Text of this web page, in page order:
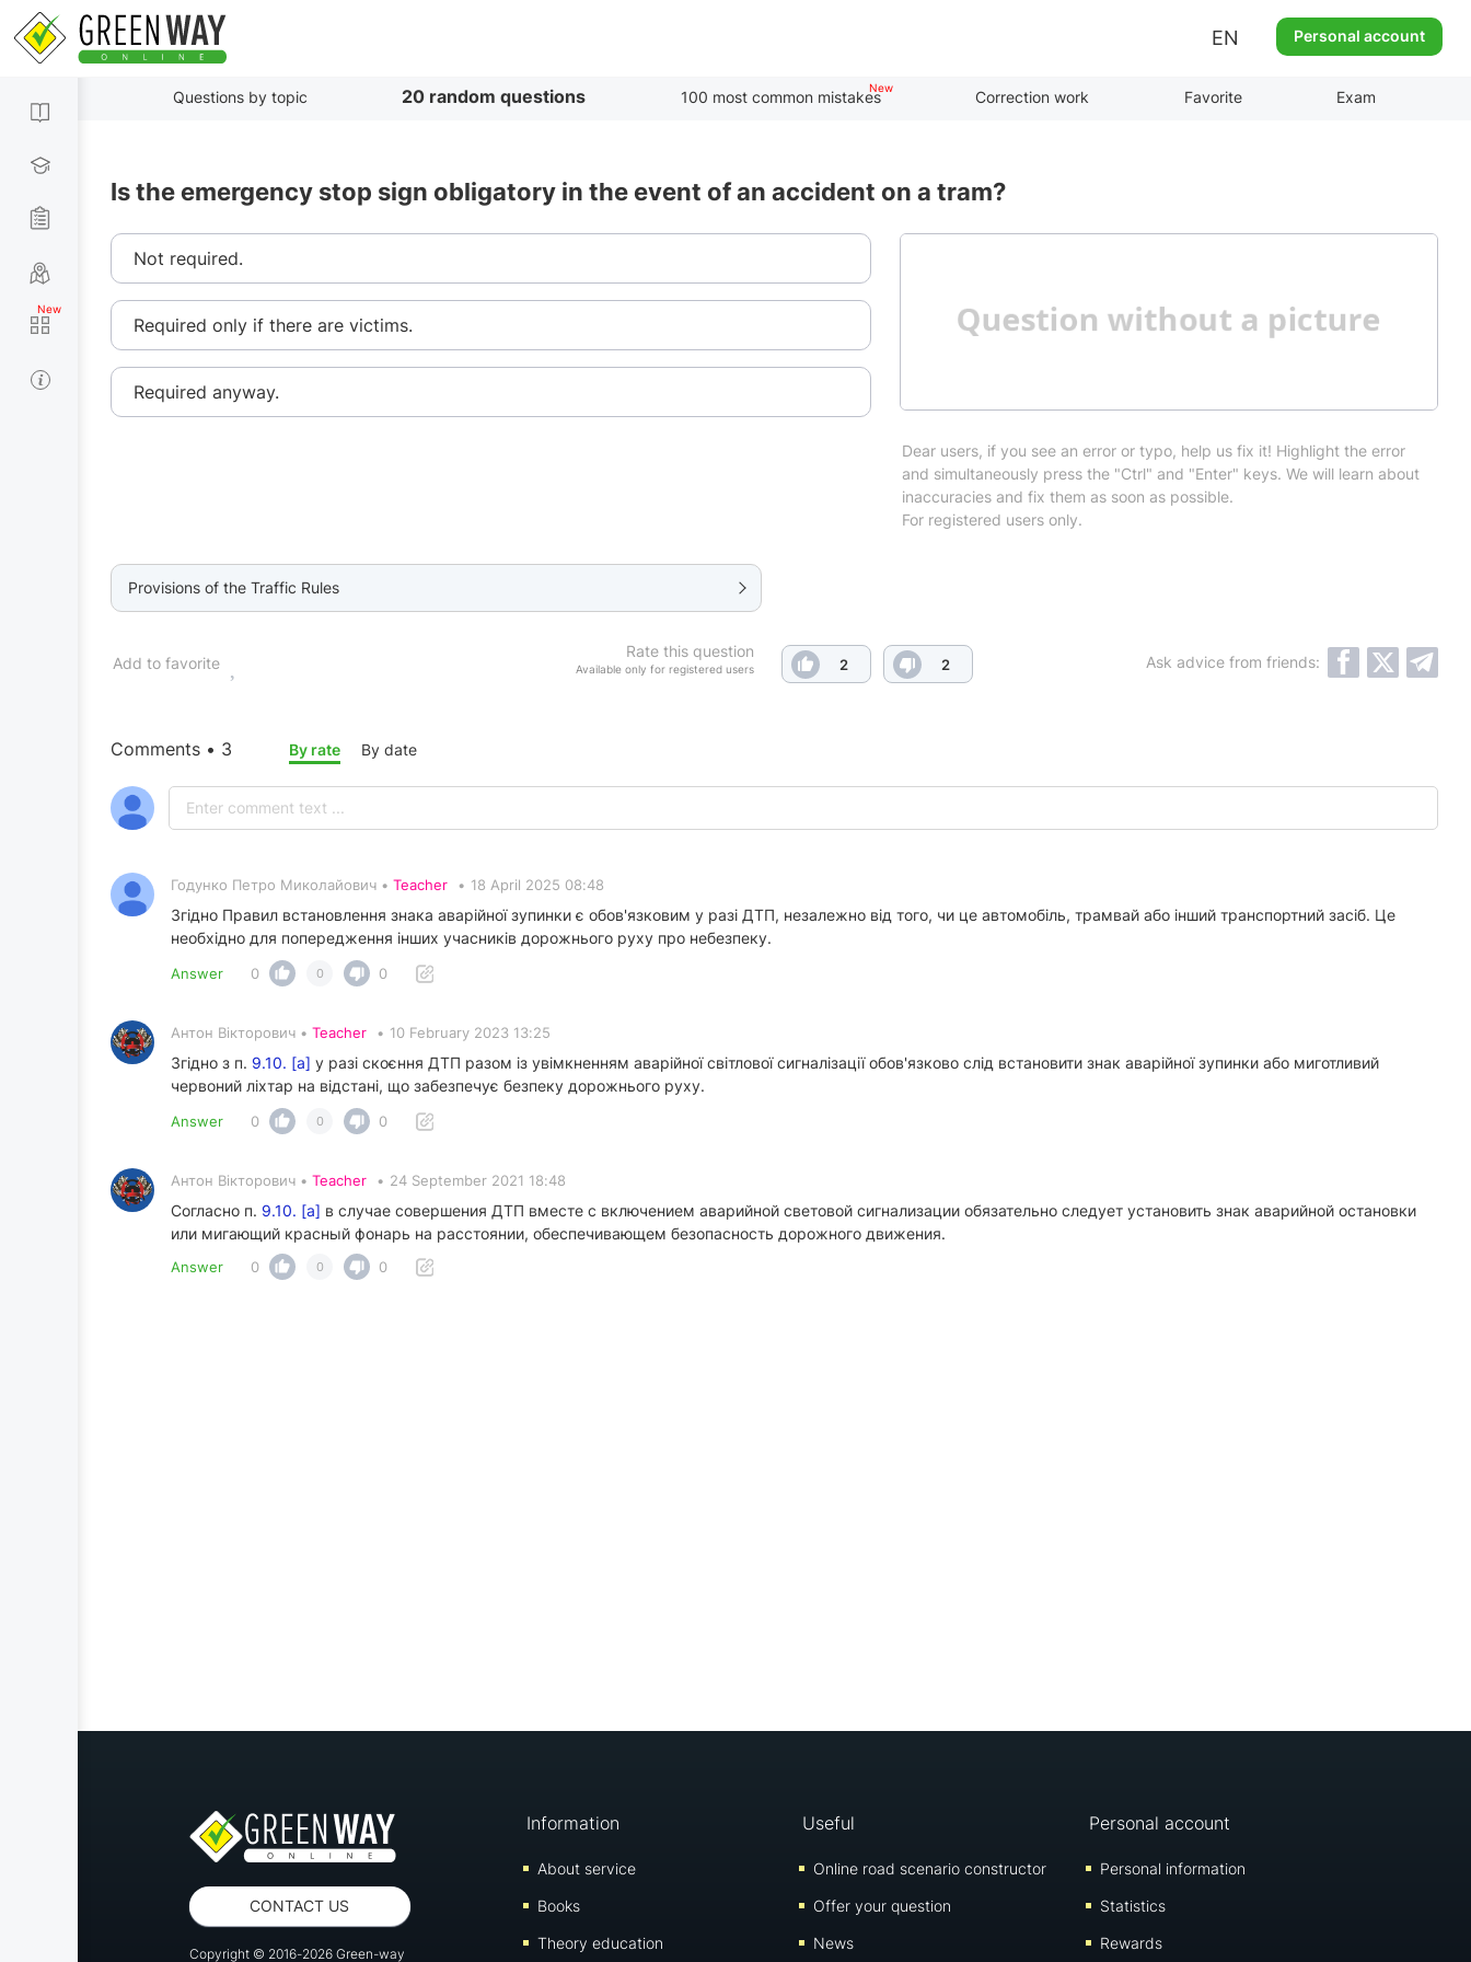
EN Personal account
Questions by topic 20 random questions 100 most common mistakes Correction work Favorite Exam
Is the emergency stop sign obligatory in the event of an accident on a tram?
Not required.
Required only if there are victims.
Required anyway.
Dear users, if you see an error or typo, help us fix it! Highlight the error
and simultaneously press the "Ctrl" and "Enter" keys. We will learn about
inaccuracies and fix them as soon as possible.
For registered users only.
Provisions of the Traffic Rules
Rate this question
Available only for registered users 2 2
Add to favorite Ask advice from friends:
Comments • 3 By rate By date
Годунко Петро Миколайович • Teacher • 18 April 2025 08:48
Згідно Правил встановлення знака аварійної зупинки є обов'язковим у разі ДТП, незалежно від того, чи це автомобіль, трамвай або інший транспортний засіб. Це
необхідно для попередження інших учасників дорожнього руху про небезпеку.
Answer 0 0 0
Антон Вікторович • Teacher • 10 February 2023 13:25
Згідно з п. 9.10. [а] у разі скоєння ДТП разом із увімкненням аварійної світлової сигналізації обов'язково слід встановити знак аварійної зупинки або миготливий
червоний ліхтар на відстані, що забезпечує безпеку дорожнього руху.
Answer 0 0 0
Антон Вікторович • Teacher • 24 September 2021 18:48
Согласно п. 9.10. [а] в случае совершения ДТП вместе с включением аварийной световой сигнализации обязательно следует установить знак аварийной остановки
или мигающий красный фонарь на расстоянии, обеспечивающем безопасность дорожного движения.
Answer 0 0 0
CONTACT US
Copyright © 2016-2026 Green-way
Information
About service
Books
Theory education
Useful
Online road scenario constructor
Offer your question
News
Personal account
Personal information
Statistics
Rewards